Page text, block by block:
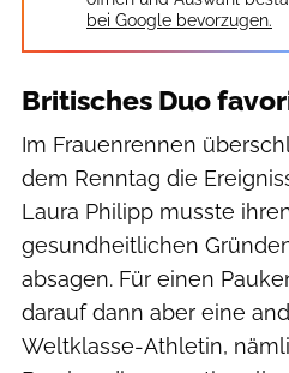
bei Google bevorzugen.
Britisches Duo
Im Frauenrennen
dem Renntag die
Laura Philipp musste
gesundheitlichen
absagen. Für einen
darauf dann aber eine
Weltklasse-Athletin,